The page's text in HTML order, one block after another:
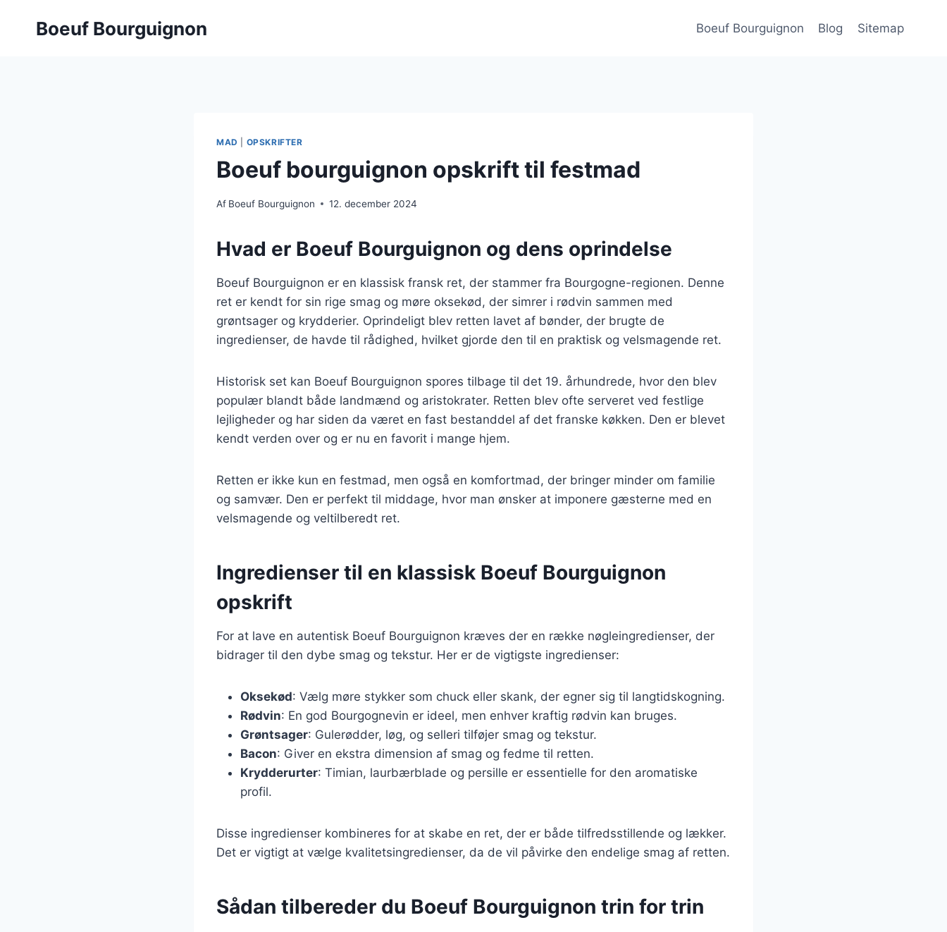
Boeuf Bourguignon Boeuf Bourguignon Blog Sitemap
MAD OPSKRIFTER
Boeuf bourguignon opskrift til festmad
Af Boeuf Bourguignon 12. december 2024
Hvad er Boeuf Bourguignon og dens oprindelse
Boeuf Bourguignon er en klassisk fransk ret, der stammer fra Bourgogne-regionen. Denne
ret er kendt for sin rige smag og møre oksekød, der simrer i rødvin sammen med
grøntsager og krydderier. Oprindeligt blev retten lavet af bønder, der brugte de
ingredienser, de havde til rådighed, hvilket gjorde den til en praktisk og velsmagende ret.
Historisk set kan Boeuf Bourguignon spores tilbage til det 19. århundrede, hvor den blev
populær blandt både landmænd og aristokrater. Retten blev ofte serveret ved festlige
lejligheder og har siden da været en fast bestanddel af det franske køkken. Den er blevet
kendt verden over og er nu en favorit i mange hjem.
Retten er ikke kun en festmad, men også en komfortmad, der bringer minder om familie
og samvær. Den er perfekt til middage, hvor man ønsker at imponere gæsterne med en
velsmagende og veltilberedt ret.
Ingredienser til en klassisk Boeuf Bourguignon
opskrift
For at lave en autentisk Boeuf Bourguignon kræves der en række nøgleingredienser, der
bidrager til den dybe smag og tekstur. Her er de vigtigste ingredienser:
Oksekød: Vælg møre stykker som chuck eller skank, der egner sig til langtidskogning.
Rødvin: En god Bourgognevin er ideel, men enhver kraftig rødvin kan bruges.
Grøntsager: Gulerødder, løg, og selleri tilføjer smag og tekstur.
Bacon: Giver en ekstra dimension af smag og fedme til retten.
Krydderurter: Timian, laurbærblade og persille er essentielle for den aromatiske
profil.
Disse ingredienser kombineres for at skabe en ret, der er både tilfredsstillende og lækker.
Det er vigtigt at vælge kvalitetsingredienser, da de vil påvirke den endelige smag af retten.
Sådan tilbereder du Boeuf Bourguignon trin for trin